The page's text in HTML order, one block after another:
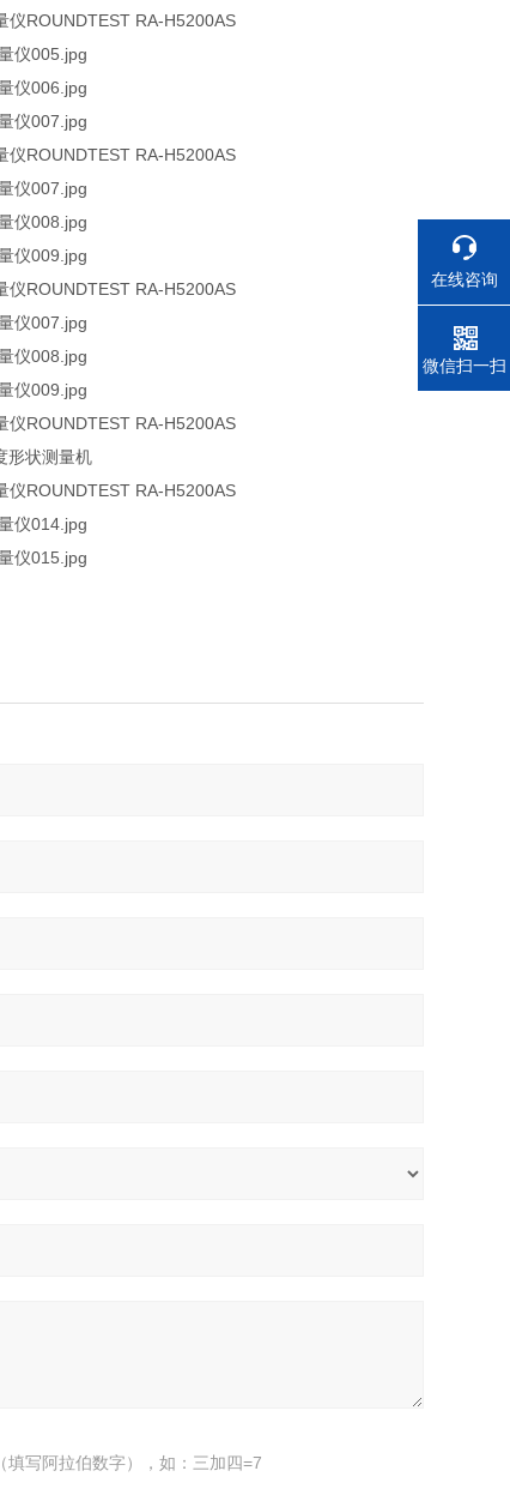
仪ROUNDTEST RA-H5200AS
仪ROUNDTEST RA-H5200AS
仪ROUNDTEST RA-H5200AS
仪ROUNDTEST RA-H5200AS
仪ROUNDTEST RA-H5200AS
填写阿拉伯数字），如：三加四=7
在线咨询
电话
微信扫一扫